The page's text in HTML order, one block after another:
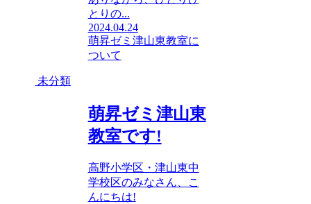
とりの...
2024.04.24
萌昇ゼミ津山東教室に
ついて
未分類
萌昇ゼミ津山東
教室です!
高野小学区・津山東中
学校区のみなさん、こ
んにちは!